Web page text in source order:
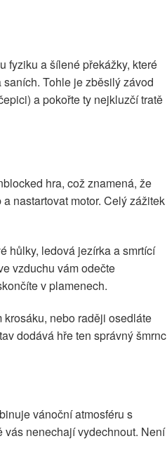
fyziku a šílené překážky, které
Tohle je zběsilý závod
a pokořte ty nejkluzčí tratě
hra, což znamená, že
nastartovat motor. Celý zážitek
hůlky, ledová jezírka a smrtící
vzduchu vám odečte
v plamenech.
nebo raději osedláte
dodává hře ten správný šmrnc
vánoční atmosféru s
vás nenechají vydechnout. Není